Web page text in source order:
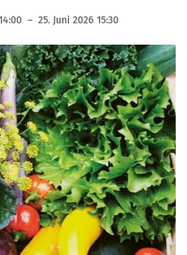
– 25. Juni 2026 15:30